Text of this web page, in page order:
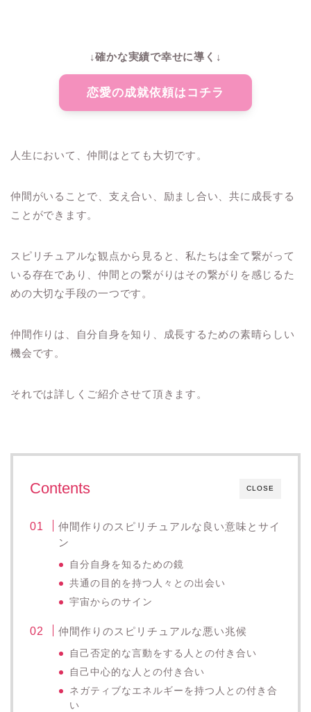
↓確かな実績で幸せに導く↓
恋愛の成就依頼はコチラ
人生において、仲間はとても大切です。
仲間がいることで、支え合い、励まし合い、共に成長する
ことができます。
スピリチュアルな観点から見ると、私たちは全て繋がって
いる存在であり、仲間との繋がりはその繋がりを感じるた
めの大切な手段の一つです。
仲間作りは、自分自身を知り、成長するための素晴らしい
機会です。
それでは詳しくご紹介させて頂きます。
CLOSE
Contents
仲間作りのスピリチュアルな良い意味とサイ
ン
自分自身を知るための鏡
共通の目的を持つ人々との出会い
宇宙からのサイン
仲間作りのスピリチュアルな悪い兆候
自己否定的な言動をする人との付き合い
自己中心的な人との付き合い
ネガティブなエネルギーを持つ人との付き合
い